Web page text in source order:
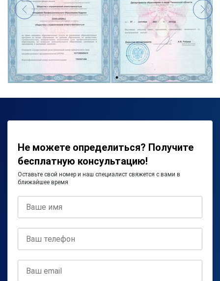
Не можете определиться? Получите
бесплатную консультацию!
Оставьте свой номер и наш специалист свяжется с вами в
ближайшее время